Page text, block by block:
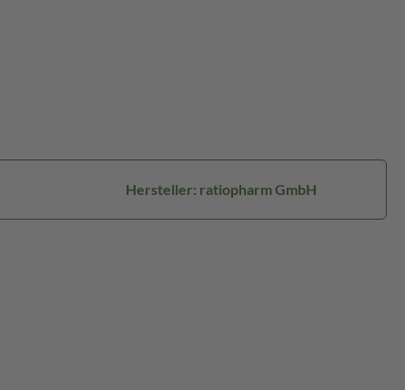
Hersteller: ratiopharm GmbH